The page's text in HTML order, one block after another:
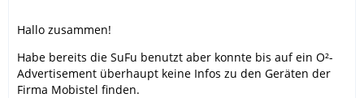
Hallo zusammen!
Habe bereits die SuFu benutzt aber konnte bis auf ein O²-
Advertisement überhaupt keine Infos zu den Geräten der
Firma Mobistel finden.